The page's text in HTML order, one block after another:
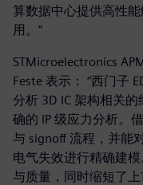
算数据中心提供高性
用。”
STMicroelectronics
Feste 表示： “西门子
分析 3D IC 架构相关
确的 IP 级应力分析。
与 signoff 流程，并能
电气失效进行精确建
与质量，同时缩短了